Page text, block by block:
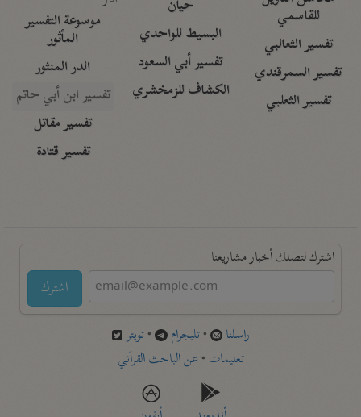
للقاسمي
تفسير الثعالبي
تفسير السمرقندي
تفسير الثعلبي
حيان
البسيط للواحدي
تفسير أبي السعود
الكشاف للزمخشري
موسوعة التفسير
المأثور
الدر المنثور
تفسير ابن أبي حاتم
تفسير مقاتل
تفسير قتادة
اشترك لتصلك أخبار مشاريعنا
اشترك
راسلنا •تليجرام •تويتر
تعليمات •عن الباحث القرآني